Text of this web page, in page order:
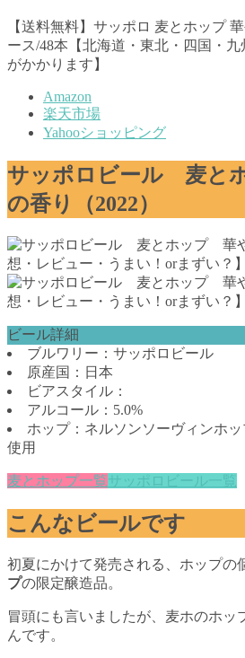
【送料無料】サッポロ 麦とホップ
ース/48本【北海道・東北・四国・
がかかります】
Amazon
楽天市場
Yahooショッピング
サッポロビール 麦と
の香り（2022）
ビール詳細
ブルワリー：サッポロビール
原産国：日本
ビアスタイル：
アルコール：5.0%
ホップ：ネルソンソーヴィンホ
使用
麦とホップ一覧 サッポロビール一覧
こんなビールです
初夏にかけて発売される、ホップの
プの限定醸造品。
冒頭にも言いましたが、麦ホのホッ
んです。